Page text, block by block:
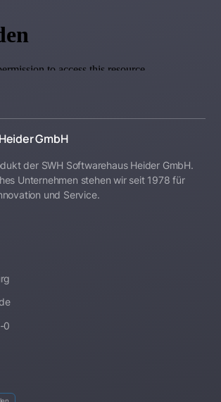
GmbH
der SWH Softwarehaus Heider GmbH.
Unternehmen stehen wir seit 1978 für
und Service.
0